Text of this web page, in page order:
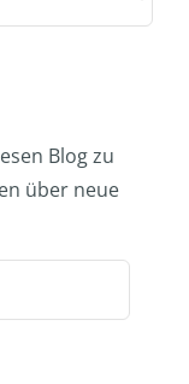
Blog zu
über neue